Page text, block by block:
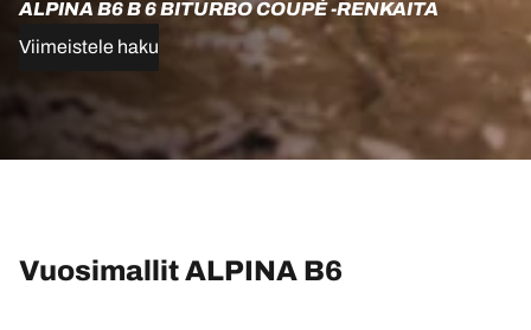
ALPINA B6 B 6 BITURBO COUPÉ -RENKAITA
Viimeistele haku
Vuosimallit ALPINA B6